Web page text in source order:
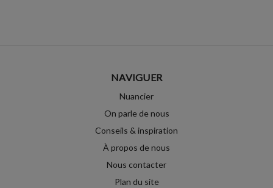
NAVIGUER
Nuancier
On parle de nous
Conseils & inspiration
À propos de nous
Nous contacter
Plan du site